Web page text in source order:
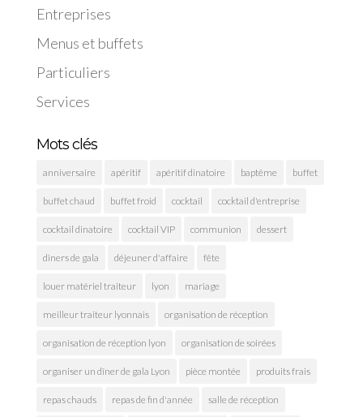
Entreprises
Menus et buffets
Particuliers
Services
Mots clés
anniversaire apéritif apéritif dinatoire baptême buffet
buffet chaud buffet froid cocktail cocktail d'entreprise
cocktail dinatoire cocktail VIP communion dessert
diners de gala déjeuner d'affaire fête
louer matériel traiteur lyon mariage
meilleur traiteur lyonnais organisation de réception
organisation de réception lyon organisation de soirées
organiser un dîner de gala Lyon pièce montée produits frais
repas chauds repas de fin d'année salle de réception